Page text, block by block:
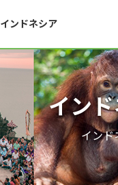
インドネシア
イン
インド